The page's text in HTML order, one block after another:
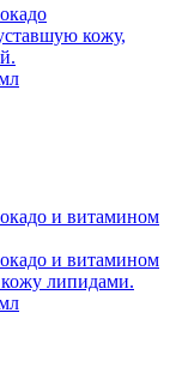
кожу,
и витамином
и витамином
липидами.